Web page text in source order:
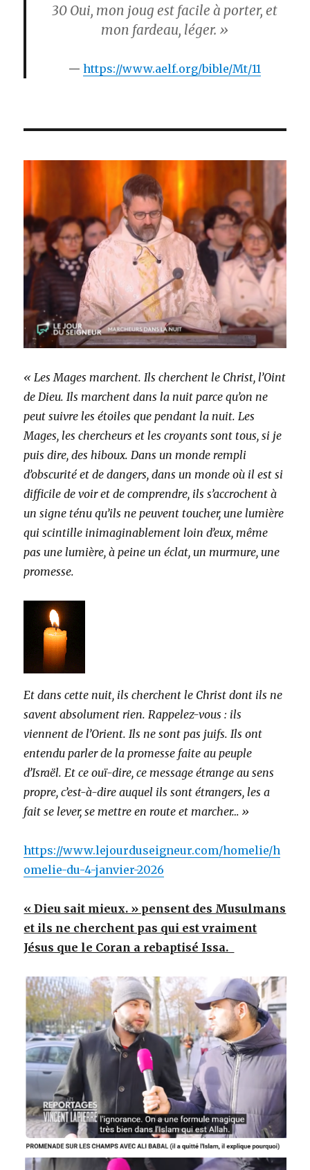
30 Oui, mon joug est facile à porter, et
mon fardeau, léger. »
https://www.aelf.org/bible/Mt/11
« Les Mages marchent. Ils cherchent le Christ, l’Oint
de Dieu. Ils marchent dans la nuit parce qu’on ne
peut suivre les étoiles que pendant la nuit. Les
Mages, les chercheurs et les croyants sont tous, si je
puis dire, des hiboux. Dans un monde rempli
d’obscurité et de dangers, dans un monde où il est si
difficile de voir et de comprendre, ils s’accrochent à
un signe ténu qu’ils ne peuvent toucher, une lumière
qui scintille inimaginablement loin d’eux, même
pas une lumière, à peine un éclat, un murmure, une
promesse.
Et dans cette nuit, ils cherchent le Christ dont ils ne
savent absolument rien. Rappelez-vous : ils
viennent de l’Orient. Ils ne sont pas juifs. Ils ont
entendu parler de la promesse faite au peuple
d’Israël. Et ce ouï-dire, ce message étrange au sens
propre, c’est-à-dire auquel ils sont étrangers, les a
fait se lever, se mettre en route et marcher… »
https://www.lejourduseigneur.com/homelie/h
omelie-du-4-janvier-2026
« Dieu sait mieux. » pensent des Musulmans
et ils ne cherchent pas qui est vraiment
Jésus que le Coran a rebaptisé Issa.